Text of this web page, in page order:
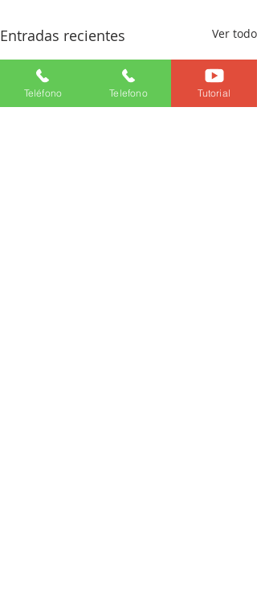
Entradas recientes Ver todo
Teléfono Telefono Tutorial